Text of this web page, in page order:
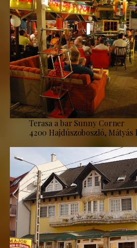
Terasa a bar Sunny Corner
4200 Hajdúszoboszló, Mátyás